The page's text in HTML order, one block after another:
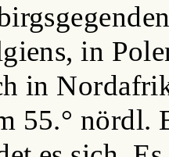
in
in
55.° nördl.